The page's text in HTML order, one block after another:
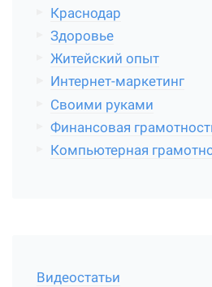
Краснодар
Здоровье
Житейский опыт
Интернет-маркетинг
Своими руками
Финансовая
Компьютерная
Видеостатьи